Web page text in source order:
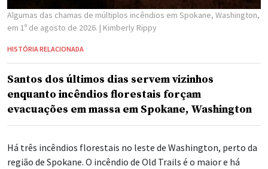
Algumas das chamas de múltiplos incêndios em Spokane, Washington,
em 1º de agosto de 2026. | Kimberly Rippy
HISTÓRIA RELACIONADA
Santos dos últimos dias servem vizinhos
enquanto incêndios florestais forçam
evacuações em massa em Spokane, Washington
Há três incêndios florestais no leste de Washington, perto da
região de Spokane. O incêndio de Old Trails é o maior e há